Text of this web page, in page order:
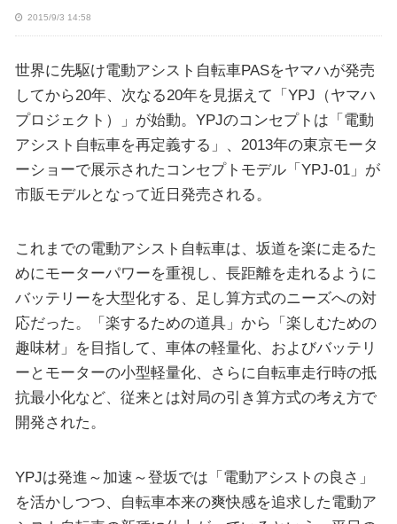
2015/9/3 14:58
世界に先駆け電動アシスト自転車PASをヤマハが発売
してから20年、次なる20年を見据えて「YPJ（ヤマハ
プロジェクト）」が始動。YPJのコンセプトは「電動
アシスト自転車を再定義する」、2013年の東京モータ
ーショーで展示されたコンセプトモデル「YPJ-01」が
市販モデルとなって近日発売される。
これまでの電動アシスト自転車は、坂道を楽に走るた
めにモーターパワーを重視し、長距離を走れるように
バッテリーを大型化する、足し算方式のニーズへの対
応だった。「楽するための道具」から「楽しむための
趣味材」を目指して、車体の軽量化、およびバッテリ
ーとモーターの小型軽量化、さらに自転車走行時の抵
抗最小化など、従来とは対局の引き算方式の考え方で
開発された。
YPJは発進～加速～登坂では「電動アシストの良さ」
を活かしつつ、自転車本来の爽快感を追求した電動ア